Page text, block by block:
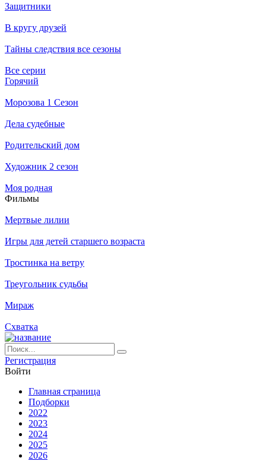
Защитники
В кругу друзей
Тайны следствия все сезоны
Все серии
Горячий
Морозова 1 Сезон
Дела судебные
Родительский дом
Художник 2 сезон
Моя родная
Филь­мы
Мертвые лилии
Игры для детей старшего возраста
Тростинка на ветру
Треугольник судьбы
Мираж
Схватка
Ре­ги­ст­ра­ция
Вой­ти
Глав­ная стра­ни­ца
Подборки
2022
2023
2024
2025
2026